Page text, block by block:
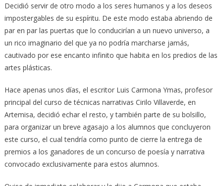
Decidió servir de otro modo a los seres humanos y a los deseos
impostergables de su espíritu. De este modo estaba abriendo de
par en par las puertas que lo conducirían a un nuevo universo, a
un rico imaginario del que ya no podría marcharse jamás,
cautivado por ese encanto infinito que habita en los predios de las
artes plásticas.
Hace apenas unos días, el escritor Luis Carmona Ymas, profesor
principal del curso de técnicas narrativas Cirilo Villaverde, en
Artemisa, decidió echar el resto, y también parte de su bolsillo,
para organizar un breve agasajo a los alumnos que concluyeron
este curso, el cual tendría como punto de cierre la entrega de
premios a los ganadores de un concurso de poesía y narrativa
convocado exclusivamente para estos alumnos.